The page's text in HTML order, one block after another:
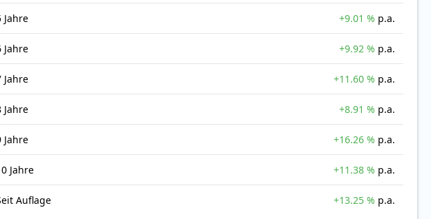
Jahre +9.01 % p.a.
Jahre +9.92 % p.a.
Jahre +11.60 % p.a.
Jahre +8.91 % p.a.
Jahre +16.26 % p.a.
Jahre +11.38 % p.a.
Auflage +13.25 % p.a.